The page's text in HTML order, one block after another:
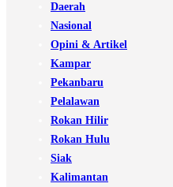
Daerah
Nasional
Opini & Artikel
Kampar
Pekanbaru
Pelalawan
Rokan Hilir
Rokan Hulu
Siak
Kalimantan